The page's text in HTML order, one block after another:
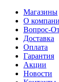
Магазины
О
Вопрос-
Доставка
Оплата
Гарантия
Акции
Новости